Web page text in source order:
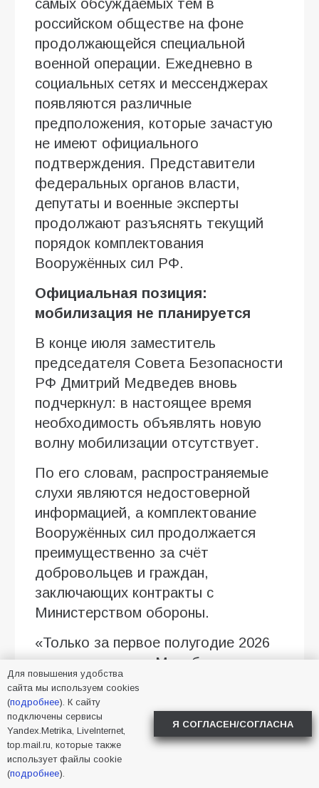
самых обсуждаемых тем в
российском обществе на фоне
продолжающейся специальной
военной операции. Ежедневно в
социальных сетях и мессенджерах
появляются различные
предположения, которые зачастую
не имеют официального
подтверждения. Представители
федеральных органов власти,
депутаты и военные эксперты
продолжают разъяснять текущий
порядок комплектования
Вооружённых сил РФ.
Официальная позиция:
мобилизация не планируется
В конце июля заместитель
председателя Совета Безопасности
РФ Дмитрий Медведев вновь
подчеркнул: в настоящее время
необходимость объявлять новую
волну мобилизации отсутствует.
По его словам, распространяемые
слухи являются недостоверной
информацией, а комплектование
Вооружённых сил продолжается
преимущественно за счёт
добровольцев и граждан,
заключающих контракты с
Министерством обороны.
«Только за первое полугодие 2026
года контракты с Минобороны
подписали около 200 тысяч
человек, ещё порядка 16 тысяч
россиян пополнили
добровольческие формирования»,
— сообщил Дмитрий Медведев.
Для повышения удобства
сайта мы используем cookies
(подробнее). К сайту
подключены сервисы
Yandex.Metrika, LiveInternet,
top.mail.ru, которые также
использует файлы cookie
(подробнее).
Я СОГЛАСЕН/СОГЛАСНА